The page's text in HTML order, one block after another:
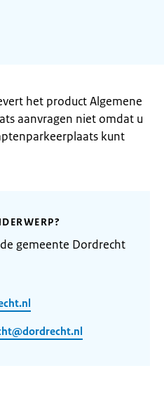
het product Algemene
aanvragen niet omdat u
kunt
gemeente Dordrecht